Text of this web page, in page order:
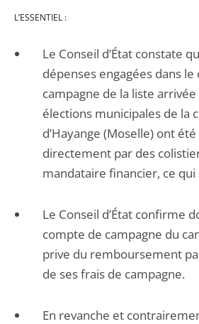
L’ESSENTIEL :
Le Conseil d’État constate
dépenses engagées dans le
campagne de la liste
élections municipales de la
d’Hayange (Moselle) ont
directement par des
mandataire financier, ce
Le Conseil d’État confirme
compte de campagne du
prive du remboursement
de ses frais de campagne.
En revanche et